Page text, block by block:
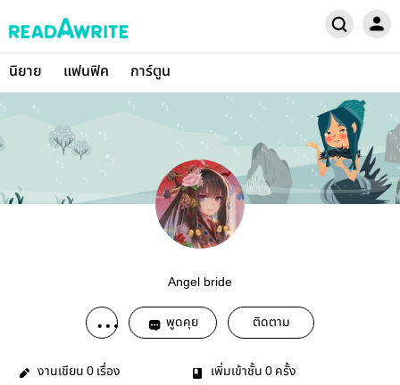
นิยาย แฟนฟิค การ์ตูน
Angel bride
พูดคุย ติดตาม
งานเขียน 0 เรื่อง เพิ่มเข้าชั้น 0 ครั้ง